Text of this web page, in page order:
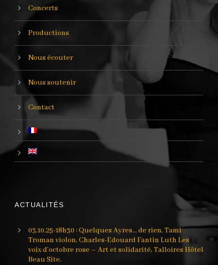
Concerts
Productions
Nous écouter
Nous soutenir
Contact
ACTUALITÉS
03.10.25-18h30 : Quelques Ayres… de rien. Tami
Troman violon, Charles-Edouard Fantin Luth Les
voix d’octobre rose – Art et solidarité, Talloires Hôtel
Beau Site.